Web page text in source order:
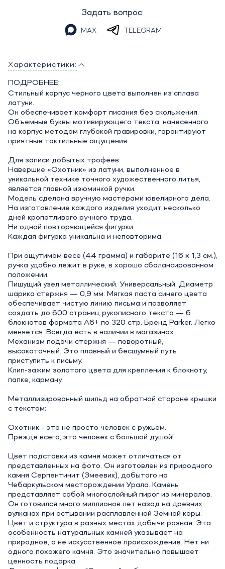
Задать вопрос:
MAX TELEGRAM
Характеристики:
ПОДРОБНЕЕ:
Стильный корпус черного цвета выполнен из сплава
латуни.
Он обеспечивает комфорт писания без скольжения.
Объемные буквы мотивирующего текста, нанесенного
на корпус методом глубокой гравировки, гарантируют
приятные тактильные ощущения:
Для записи добытых трофеев
Навершие «Охотник» из латуни, выполненное в
уникальной технике точного художественного литья,
является главной изюминкой ручки.
Модель сделана вручную мастерами ювелирного дела.
На изготовление каждого изделия уходит несколько
дней кропотливого ручного труда.
Ни одной повторяющейся фигурки.
Каждая фигурка уникальна и неповторима.
При ощутимом весе (44 грамма) и габарите (16 х 1,3 см.),
ручка удобно лежит в руке, в хорошо сбалансированном
положении.
Пишущий узел металлический. Универсальный. Диаметр
шарика стержня — 0,9 мм. Мягкая паста синего цвета
обеспечивает чистую линию письма и позволяет
создать до 600 страниц рукописного текста — 6
блокнотов формата А6+ по 320 стр. Бренд Parker. Легко
меняется. Всегда есть в наличии в магазинах.
Механизм подачи стержня — поворотный,
высокоточный. Это плавный и бесшумный путь
приступить к письму.
Клип-зажим золотого цвета для крепления к блокноту,
папке, карману.
Металлизированный шильд на обратной стороне крышки
с текстом:
Охотник - это не просто человек с ружьем.
Прежде всего, это человек с большой душой!
Цвет подставки из камня может отличаться от
представленных на фото. Он изготовлен из природного
камня Серпентинит (Змеевик), добытого на
Чебаркульском месторождении Урала. Камень
представляет собой многослойный пирог из минералов.
Он готовился много миллионов лет назад на древних
вулканах при остывании расплавленной Земной коры.
Цвет и структура в разных местах добычи разная. Эта
особенность натуральных камней указывает на
природное, а не искусственное происхождение. Нет ни
одного похожего камня. Это значительно повышает
ценность подарка.